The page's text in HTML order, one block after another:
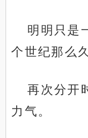
明明只是
个世纪那么
再次分开
力气。